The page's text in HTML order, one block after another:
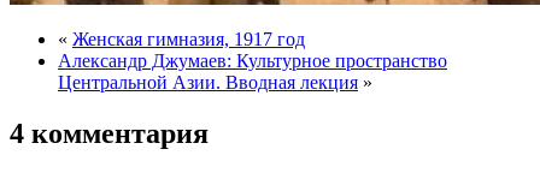
« Женская гимназия, 1917 год
Александр Джумаев: Культурное пространство
Центральной Азии. Вводная лекция »
4 комментария